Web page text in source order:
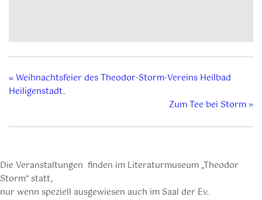
« Weihnachtsfeier des Theodor-Storm-Vereins Heilbad
Heiligenstadt.
Zum Tee bei Storm»
Die Veranstaltungen finden im Literaturmuseum „Theodor
Storm“ statt,
nur wenn speziell ausgewiesen auch im Saal der Ev.